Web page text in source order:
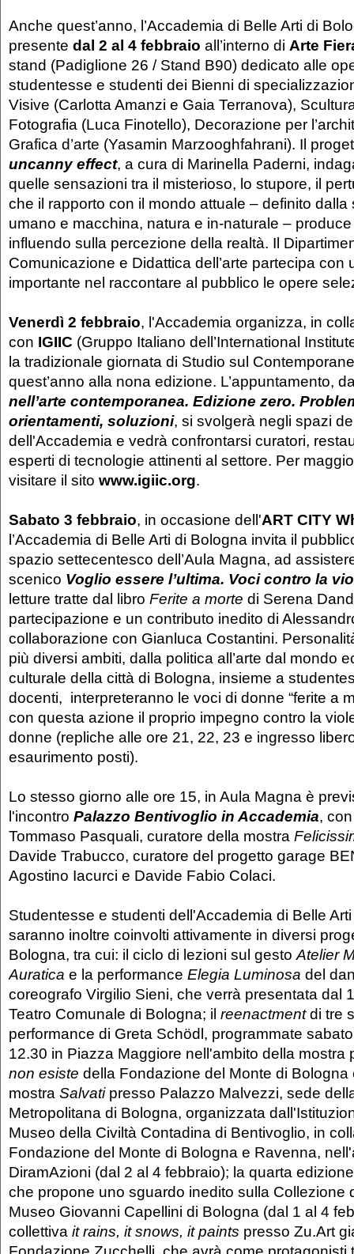
Anche quest’anno, l’Accademia di Belle Arti di
presente dal 2 al 4 febbraio all’interno di Arte
stand (Padiglione 26 / Stand B90) dedicato alle
studentesse e studenti dei Bienni di
Visive (Carlotta Amanzi e Gaia Terranova),
Fotografia (Luca Finotello), Decorazione per
Grafica d’arte (Yasamin Marzooghfahrani). Il
uncanny effect, a cura di Marinella Paderni,
quelle sensazioni tra il misterioso, lo stupore, il
che il rapporto con il mondo attuale – definito dalla
umano e macchina, natura e in-naturale –
influendo sulla percezione della realtà. Il
Comunicazione e Didattica dell’arte partecipa con
importante nel raccontare al pubblico le opere
Venerdì 2 febbraio, l'Accademia organizza, in
con IGIIC (Gruppo Italiano dell’International
la tradizionale giornata di Studio sul
quest’anno alla nona edizione. L’appuntamento,
nell’arte contemporanea. Edizione zero.
orientamenti, soluzioni, si svolgerà negli spazi
dell'Accademia e vedrà confrontarsi curatori,
esperti di tecnologie attinenti al settore. Per
visitare il sito www.igiic.org.
Sabato 3 febbraio, in occasione dell'ART CITY
l’Accademia di Belle Arti di Bologna invita il
spazio settecentesco dell’Aula Magna, ad
scenico Voglio essere l’ultima. Voci contro la
letture tratte dal libro Ferite a morte di Serena
partecipazione e un contributo inedito di
collaborazione con Gianluca Costantini.
più diversi ambiti, dalla politica all’arte dal mondo
culturale della città di Bologna, insieme a
docenti, interpreteranno le voci di donne “ferite a
con questa azione il proprio impegno contro la
donne (repliche alle ore 21, 22, 23 e ingresso
esaurimento posti).
Lo stesso giorno alle ore 15, in Aula Magna è
l'incontro Palazzo Bentivoglio in Accademia,
Tommaso Pasquali, curatore della mostra
Davide Trabucco, curatore del progetto garage
Agostino Iacurci e Davide Fabio Colaci.
Studentesse e studenti dell'Accademia di Belle
saranno inoltre coinvolti attivamente in diversi
Bologna, tra cui: il ciclo di lezioni sul gesto Atelier
Auratica e la performance Elegia Luminosa del
coreografo Virgilio Sieni, che verrà presentata dal
Teatro Comunale di Bologna; il reenactmentdi tre
performance di Greta Schödl, programmate
12.30 in Piazza Maggiore nell'ambito della mostra
non esiste della Fondazione del Monte di Bologna
mostra Salvati presso Palazzo Malvezzi, sede
Metropolitana di Bologna, organizzata
Museo della Civiltà Contadina di Bentivoglio, in
Fondazione del Monte di Bologna e Ravenna,
DiramAzioni (dal 2 al 4 febbraio); la quarta
che propone uno sguardo inedito sulla Collezione
Museo Giovanni Capellini di Bologna (dal 1 al 4
collettiva it rains, it snows, it paints presso Zu.Art